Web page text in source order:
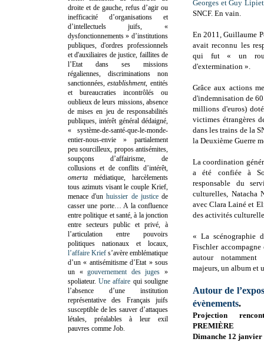
Georges et Guy
SNCF. En vain.
En 2011, Guillaume
avait reconnu les
qui fut « un
d'extermination ».
Grâce aux actions
d'indemnisation de
millions d'euros)
victimes étrangères
dans les trains de la
la Deuxième Guerre
La coordination
a été confiée à
responsable du
culturelles, Natacha
avec Clara Lainé et
des activités
« La scénographie
Fischler accompagne
autour
majeurs, un album et
Autour de
évènements.
Projection
PREMIÈRE
Dimanche 12 janvier
droite et de gauche, refus d’agir ou
inefficacité d’organisations et
d’intellectuels juifs, «
dysfonctionnements » d’institutions
publiques, d'ordres professionnels
et d'auxiliaires de justice, faillites de
l’Etat dans ses missions
régaliennes, discriminations non
sanctionnées,establishment, entités
et bureaucraties incontrôlés ou
oublieux de leurs missions, absence
de mises en jeu de responsabilités
publiques, intérêt général dédaigné,
« système-de-santé-que-le-monde-
entier-nous-envie » partialement
peu sourcilleux, propos antisémites,
soupçons d’affairisme, de
collusions et de conflits d’intérêt,
omertamédiatique, harcèlements
tous azimuts visant le couple Krief,
menace d'unhuissier de justicede
casser une porte… A la confluence
entre politique et santé, à la jonction
entre secteurs public et privé, à
l’articulation entre pouvoirs
politiques nationaux et locaux,
l’affaire Krief s’avère emblématique
d’un « antisémitisme d’Etat » sous
un «gouvernement des juges »
spoliateur.Une affaire qui souligne
l’absence d’une institution
représentative des Français juifs
susceptible de les sauver d’attaques
létales, préalables à leur exil
pauvres comme Job.